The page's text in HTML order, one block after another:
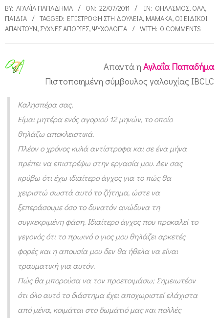
BY: ΑΓΛΑΪ́Α ΠΑΠΑΔΉΜΑ ON: 22/07/2011 IN: ΘΗΛΑΣΜΌΣ, ΌΛΑ,
ΠΑΙΔΙΑ
TAGGED: ΕΠΙΣΤΡΟΦΉ ΣΤΗ ΔΟΥΛΕΙΆ, ΜΑΜΆΚΑ, ΟΙ ΕΙΔΙΚΟΊ
ΑΠΑΝΤΟΎΝ, ΣΥΧΝΈΣ ΑΠΟΡΊΕΣ, ΨΥΧΟΛΟΓΊΑ WITH: 0 COMMENTS
ώ
Απαντά η Αγλαΐα Παπαδήμα
Πιστοποιημένη σύμβουλος γαλουχίας ΙBCLC
Καλησπέρα σας,
Είμαι μητέρα ενός αγοριού 12 μηνών, το οποίο
θηλάζω αποκλειστικά.
Πλέον ο χρόνος κυλά αντίστροφα και σε ένα μήνα
πρέπει να επιστρέψω στην εργασία μου. Δεν σας
κρύβω ότι έχω ιδιαίτερο άγχος για το πώς θα
χειριστώ σωστά αυτό το ζήτημα, ώστε να
ξεπεράσουμε όσο το δυνατόν ανώδυνα τη
συγκεκριμένη φάση. Ιδιαίτερο άγχος που προκαλεί το
γεγονός ότι το πρωινό ο γιος μου θηλάζει αρκετές
φορές και η απουσία μου δεν θα ήθελα να είναι
τραυματική για αυτόν.
Πώς θα μπορούσα να τον προετοιμάσω; Σημειωτέον
ότι όλο αυτό το διάστημα έχει αποχωριστεί ελάχιστα
από μένα, κοιμάται στο δωμάτιό μας και πολλές